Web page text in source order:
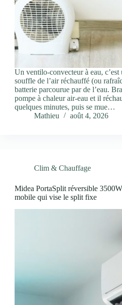
Un ventilo-convecteur à eau, c’est
souffle de l’air réchauffé (ou
batterie parcourue par de l’eau.
pompe à chaleur air-eau et il
quelques minutes, puis se mue…
Mathieu
août 4, 2026
Clim & Chauffage
Midea PortaSplit réversible
mobile qui vise le split fixe